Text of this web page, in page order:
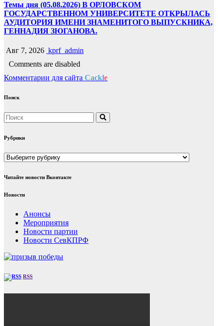
Темы дня (05.08.2026) В ОРЛОВСКОМ
ГОСУДАРСТВЕННОМ УНИВЕРСИТЕТЕ ОТКРЫЛАСЬ
АУДИТОРИЯ ИМЕНИ ЗНАМЕНИТОГО ВЫПУСКНИКА,
ГЕННАДИЯ ЗЮГАНОВА.
Авг 7, 2026 kprf_admin
Comments are disabled
Комментарии для сайта Cackle
Поиск
Рубрики
Рубрики
Читайте новости Вконтакте
Новости
Анонсы
Мероприятия
Новости партии
Новости СевКПРФ
RSS